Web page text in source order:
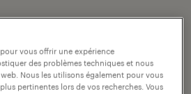
vous offrir une expérience
des problèmes techniques et nous
Nous les utilisons également pour vous
pertinentes lors de vos recherches. Vous